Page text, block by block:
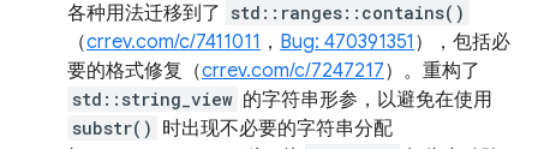
各种用法迁移到了 std::ranges::contains()
（crrev.com/c/7411011 ， Bug: 470391351 ），包括必
要的格式修复（crrev.com/c/7247217）。重构了
std::string_view 的字符串形参，以避免在使用
substr() 时出现不必要的字符串分配